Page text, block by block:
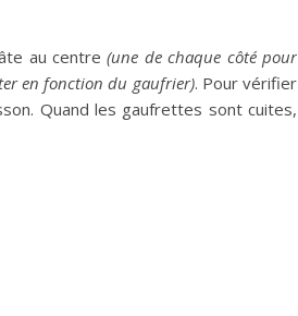
au centre(une de chaque côté pour
en fonction du gaufrier). Pour vérifier
Quand les gaufrettes sont cuites,